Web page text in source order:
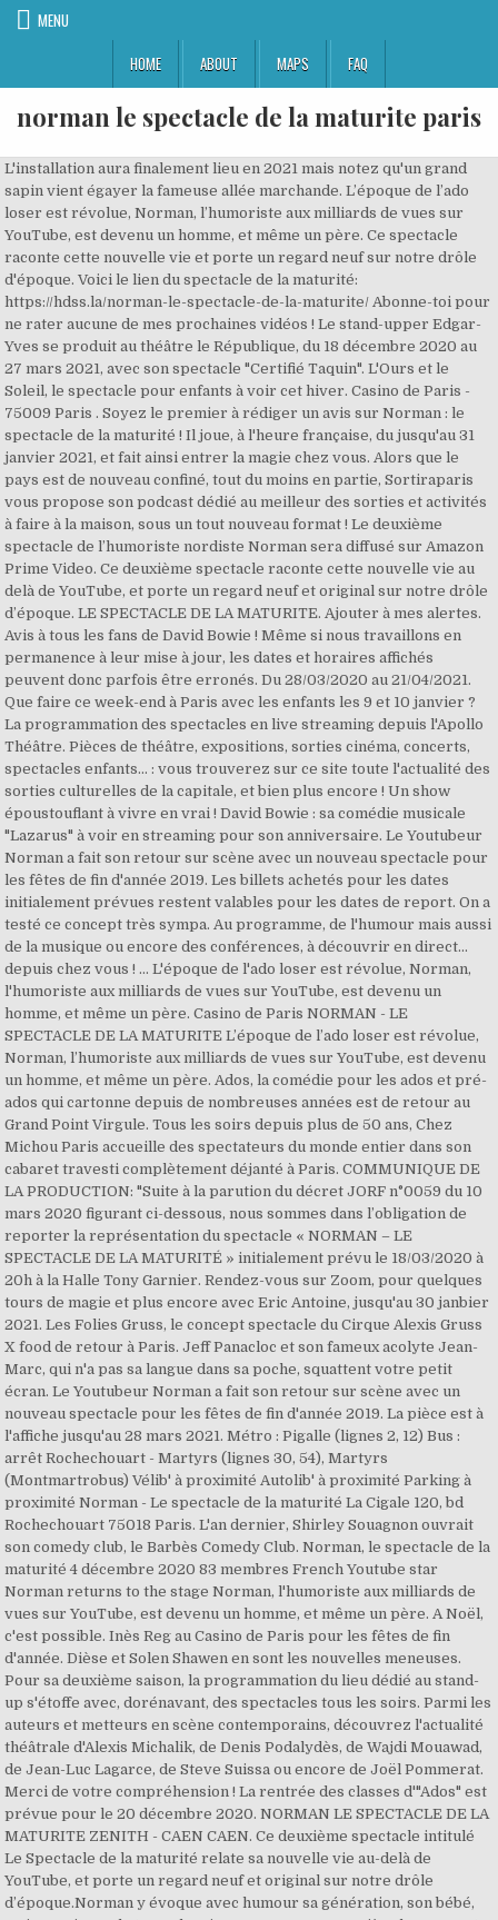
MENU
HOME
ABOUT MAPS FAQ
norman le spectacle de la maturite paris
L'installation aura finalement lieu en 2021 mais notez qu'un grand sapin vient égayer la fameuse allée marchande. L’époque de l’ado loser est révolue, Norman, l’humoriste aux milliards de vues sur YouTube, est devenu un homme, et même un père. Ce spectacle raconte cette nouvelle vie et porte un regard neuf sur notre drôle d'époque. Voici le lien du spectacle de la maturité: https://hdss.la/norman-le-spectacle-de-la-maturite/ Abonne-toi pour ne rater aucune de mes prochaines vidéos ! Le stand-upper Edgar-Yves se produit au théâtre le République, du 18 décembre 2020 au 27 mars 2021, avec son spectacle "Certifié Taquin". L'Ours et le Soleil, le spectacle pour enfants à voir cet hiver. Casino de Paris - 75009 Paris . Soyez le premier à rédiger un avis sur Norman : le spectacle de la maturité ! Il joue, à l'heure française, du jusqu'au 31 janvier 2021, et fait ainsi entrer la magie chez vous. Alors que le pays est de nouveau confiné, tout du moins en partie, Sortiraparis vous propose son podcast dédié au meilleur des sorties et activités à faire à la maison, sous un tout nouveau format ! Le deuxième spectacle de l’humoriste nordiste Norman sera diffusé sur Amazon Prime Video. Ce deuxième spectacle raconte cette nouvelle vie au delà de YouTube, et porte un regard neuf et original sur notre drôle d’époque. LE SPECTACLE DE LA MATURITE. Ajouter à mes alertes. Avis à tous les fans de David Bowie ! Même si nous travaillons en permanence à leur mise à jour, les dates et horaires affichés peuvent donc parfois être erronés. Du 28/03/2020 au 21/04/2021. Que faire ce week-end à Paris avec les enfants les 9 et 10 janvier ? La programmation des spectacles en live streaming depuis l'Apollo Théâtre. Pièces de théâtre, expositions, sorties cinéma, concerts, spectacles enfants... : vous trouverez sur ce site toute l'actualité des sorties culturelles de la capitale, et bien plus encore ! Un show époustouflant à vivre en vrai ! David Bowie : sa comédie musicale "Lazarus" à voir en streaming pour son anniversaire. Le Youtubeur Norman a fait son retour sur scène avec un nouveau spectacle pour les fêtes de fin d'année 2019. Les billets achetés pour les dates initialement prévues restent valables pour les dates de report. On a testé ce concept très sympa. Au programme, de l'humour mais aussi de la musique ou encore des conférences, à découvrir en direct... depuis chez vous ! ... L'époque de l'ado loser est révolue, Norman, l'humoriste aux milliards de vues sur YouTube, est devenu un homme, et même un père. Casino de Paris NORMAN - LE SPECTACLE DE LA MATURITE L’époque de l’ado loser est révolue, Norman, l’humoriste aux milliards de vues sur YouTube, est devenu un homme, et même un père. Ados, la comédie pour les ados et pré-ados qui cartonne depuis de nombreuses années est de retour au Grand Point Virgule. Tous les soirs depuis plus de 50 ans, Chez Michou Paris accueille des spectateurs du monde entier dans son cabaret travesti complètement déjanté à Paris. COMMUNIQUE DE LA PRODUCTION: "Suite à la parution du décret JORF n°0059 du 10 mars 2020 figurant ci-dessous, nous sommes dans l’obligation de reporter la représentation du spectacle « NORMAN – LE SPECTACLE DE LA MATURITÉ » initialement prévu le 18/03/2020 à 20h à la Halle Tony Garnier. Rendez-vous sur Zoom, pour quelques tours de magie et plus encore avec Eric Antoine, jusqu'au 30 janbier 2021. Les Folies Gruss, le concept spectacle du Cirque Alexis Gruss X food de retour à Paris. Jeff Panacloc et son fameux acolyte Jean-Marc, qui n'a pas sa langue dans sa poche, squattent votre petit écran. Le Youtubeur Norman a fait son retour sur scène avec un nouveau spectacle pour les fêtes de fin d'année 2019. La pièce est à l'affiche jusqu'au 28 mars 2021. Métro : Pigalle (lignes 2, 12) Bus : arrêt Rochechouart - Martyrs (lignes 30, 54), Martyrs (Montmartrobus) Vélib' à proximité Autolib' à proximité Parking à proximité Norman - Le spectacle de la maturité La Cigale 120, bd Rochechouart 75018 Paris. L'an dernier, Shirley Souagnon ouvrait son comedy club, le Barbès Comedy Club. Norman, le spectacle de la maturité 4 décembre 2020 83 membres French Youtube star Norman returns to the stage Norman, l'humoriste aux milliards de vues sur YouTube, est devenu un homme, et même un père. A Noël, c'est possible. Inès Reg au Casino de Paris pour les fêtes de fin d'année. Dièse et Solen Shawen en sont les nouvelles meneuses. Pour sa deuxième saison, la programmation du lieu dédié au stand-up s'étoffe avec, dorénavant, des spectacles tous les soirs. Parmi les auteurs et metteurs en scène contemporains, découvrez l'actualité théâtrale d'Alexis Michalik, de Denis Podalydès, de Wajdi Mouawad, de Jean-Luc Lagarce, de Steve Suissa ou encore de Joël Pommerat. Merci de votre compréhension ! La rentrée des classes d'"Ados" est prévue pour le 20 décembre 2020. NORMAN LE SPECTACLE DE LA MATURITE ZENITH - CAEN CAEN. Ce deuxième spectacle intitulé Le Spectacle de la maturité relate sa nouvelle vie au-delà de YouTube, et porte un regard neuf et original sur notre drôle d’époque.Norman y évoque avec humour sa génération, son bébé, mais aussi son chat, ses derniers voyages, sa première bagarre, et tous ces petits riens du quotidien qui nous concernent tous. Ce deuxième spectacle raconte cette nouvelle vie au-delà de YouTube, et porte un regard neuf et original sur notre drôle d’époque. Merci de rédiger un avis constructif et utile aux visiteurs, et seulement si vous avez assisté à l'évènement. Son nom : “Le spectacle de la maturité”. Le journaliste a été voir toutes les pires merdes de Paris… et c’est la tienne qui sort la première ! Le second spectacle de Norman est disponible sur Amazon Prime depuis le 4 décembre. Norman - Le spectacle de la maturité. On a tenté l'expérience. Suite aux décisions gouvernementales concernant l'épidémie de COVID-19, les événements culturels sont actuellement suspendus. Le second one man show de Norman, "le spectacle de la maturité", est désormais disponible sur Amazon Prime. ... Né en 1987 dans le nord de la France, Norman Thavaud grandit dans un milieu ouvrier et s'engage initialement dans des études de cinéma avant de se consacrer finalement pleinement à son activité de YouTubeur. Ce deuxième spectacle raconte cette nouvelle vie au delà de YouTube, et porte un regard neuf et original sur notre drôle d’époque. Bravo !!! Ce spectacle raconte cette nouvelle vie et porte un regard neuf sur notre drôle d'époque. »). Une mise en scène pleine de poésie de cet ancien conte pour enfant. Le célèbre cabaret parisien Le Paradis Latin rouvre ses portes le 17 décembre 2020. L’époque de l’ado loser est révolue, Norman, l’humoriste aux milliards de vues sur YouTube, est devenu un homme, et même un père. Du 14/02/2020 au 15/02/2020 . Ce spectacle raconte cette nouvelle vie et porte un regard neuf sur notre drôle d'époque. Norman - Le spectacle de la maturité L’époque de l’ado loser est révolue, Norman, l’humoriste aux milliards de vues sur YouTube, est devenu un homme, et même un père. Illuminations de Noël à Bercy Village 2020. Inès Reg, l'humoriste qui avait fait le buzz vavec sa parodie de dispute amoureuse sur Instagram reprend son spectacle, "Hors Normes", à Paris. Norman y évoque avec humour sa génération, internet, le racisme, les couples, ses derniers voyages, sa première bagarre, son bébé, son chat, et tous ces petits riens du quotidien qui nous concernent tous. LE SPECTACLE DE LA MATURITE. Visites virtuelles pour les enfants au Musée d'Orsay, Safari au Zoo de Thoiry, dîner et nuit du Nouvel An dans un hôtel... On file écouter le podcast confiné de la semaine ! Messmer, le maître de l'hypnose sera de retour à Paris avec son spectacle saisissant : "Hypersensoriel". Ce deuxième spectacle raconte cette nouvelle vie au delà de YouTube, et porte un … Amateurs de théâtre d'improvisation, l'impro vous manque ? La troupe des Enfoirés, qui se réunit chaque année au profit des Restos du Cœur, a confirmé le maintien de ses concerts prévus du 13 au 18 janvier 2021 inclus à la Halle Tony Garnier de Lyon. # écrit le 08 Février , a vu Norman dans Le Spectacle de la Maturité,Casino de Paris Paris avec BilletReduc.com Cyril Dion prévoit de monter sur la scène du New Morning à Paris le jeudi 14 janvier 2021 à l'occasion d’une lecture musicale intitulée « Résistances Poétiques ». "Jeff Panacloc Contre-Attaque", le dernier spectacle de Jeff Panacloc, est diffusé sur TMC le 13 janvier 2021. L'illusionniste Luc Langevin se produit - à distance depuis son Québec natal - dans un spectacle virtuel et interactif, "Interconnectés". Ce deuxième spectacle raconte cette nouvelle vie au delà de YouTube, et porte un regard neuf et original sur notre drôle d’époque. Une comedy room intimiste, doublée d'un bar et d'un restaurant dans le 2ème arrondissement... De nombreux stand-uppers et chanteurs y sont programmés lors des open mic. Pour ses 25 ans, le Cirque Electrique accueille le spectacle "Fanfare Décadente" du 19 décembre 2020 au 28 février 2021. 75009 ... Norman y évoque avec humour sa génération, son bébé, son chat, ses derniers voyages, sa première bagarre, et tous ces petits riens du quotidien qui nous concernent tous. Pour ses illuminations de Noël 2020, Bercy Village avait prévu une allée de parapluie scintillants signés Patricia Cunha. Retrouvez toutes les pièces de théâtre de Molière, Shakespeare, Feydeau, Racine, Marivaux, Tchekhov ou encore Edmond Rostand. Votre avis doit être expressément lié à la qualité de l'évènement, de sa scénographie et/ou de son interprétation. La compagnie de cirque Alexis Gruss présente, pour une nouvelle saison, du 17 octobre 2020 au 28 février 2021, "Les Folies Gruss", sa dernière création de cirque équestre accompagnée d'un moment food de partage avec les artistes ! ATTENTION EVENEMENT REPORTE AU 08 AVRIL 2021. À l’occasion de son anniversaire, sa comédie musicale "Lazarus" est à découvrir en streaming payant pendant trois jours